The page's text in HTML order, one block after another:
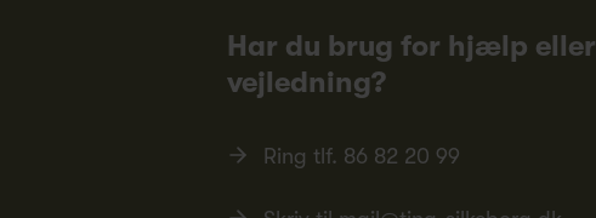
Har du brug for hjælp eller
vejledning?
Ring tlf. 86 82 20 99